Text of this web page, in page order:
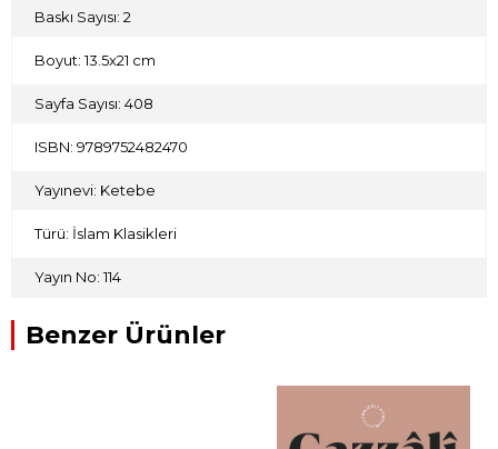
Baskı Sayısı: 2
Boyut: 13.5x21 cm
Sayfa Sayısı: 408
ISBN: 9789752482470
Yayınevi: Ketebe
Türü: İslam Klasikleri
Yayın No: 114
Benzer Ürünler